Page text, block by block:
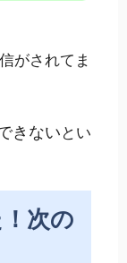
がされてま
きないとい
次の